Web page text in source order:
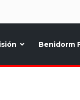
Benidorm